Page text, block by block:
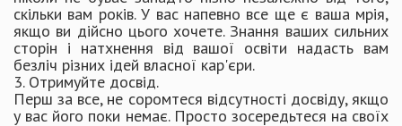
скільки вам років. У вас напевно все ще є ваша мрія,
якщо ви дійсно цього хочете. Знання ваших сильних
сторін і натхнення від вашої освіти надасть вам
безліч різних ідей власної кар'єри.
3. Отримуйте досвід.
Перш за все, не соромтеся відсутності досвіду, якщо
у вас його поки немає. Просто зосередьтеся на своїх